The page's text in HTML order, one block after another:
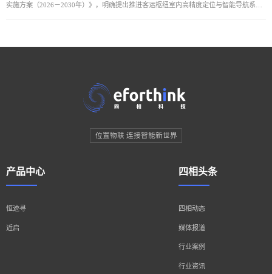
实施方案（2026－2030年）》，明确提出推进客运枢纽室内高精度定位与智能导航系统
位置物联 连接智能新世界
产品中心
恒迹寻
近启
四相头条
四相动态
媒体报道
行业案例
行业资讯